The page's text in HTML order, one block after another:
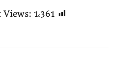
Views:1٬361